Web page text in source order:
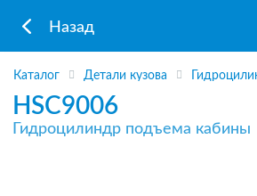
Назад
Каталог Детали кузова
HSC9006
Гидроцилиндр подъема кабины